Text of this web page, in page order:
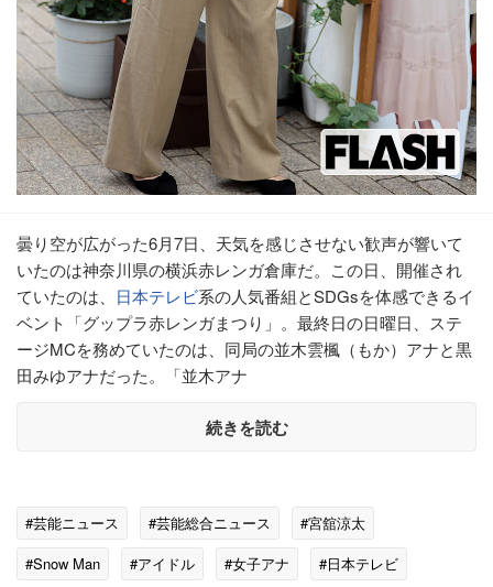
曇り空が広がった6月7日、天気を感じさせない歓声が響いて
いたのは神奈川県の横浜赤レンガ倉庫だ。この日、開催され
ていたのは、 日本テレビ系の人気番組とSDGsを体感できるイ
ベント「グップラ赤レンガまつり」。最終日の日曜日、ステ
ージMCを務めていたのは、同局の並木雲楓（もか）アナと黒
田みゆアナだった。「並木アナ
続きを読む
#芸能ニュース #芸能総合ニュース
#宮舘涼太
#Snow Man
#アイドル #女子アナ
#日本テレビ